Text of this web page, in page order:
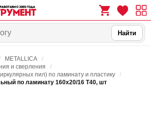
0
Найти
METALLICA
/
и сверления
/
пил) по ламинату и пластику
/
по ламинату 160х20/16 Т40, шт